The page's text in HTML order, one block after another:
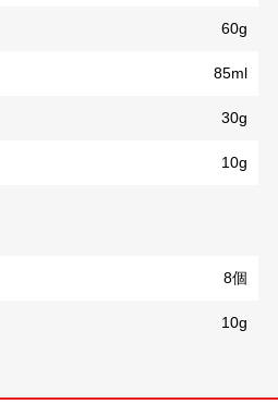
60g
85ml
30g
10g
8個
10g